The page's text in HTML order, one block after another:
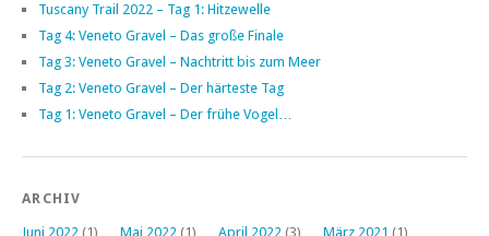
Tuscany Trail 2022 – Tag 1: Hitzewelle
Tag 4: Veneto Gravel – Das große Finale
Tag 3: Veneto Gravel – Nachtritt bis zum Meer
Tag 2: Veneto Gravel – Der härteste Tag
Tag 1: Veneto Gravel – Der frühe Vogel…
ARCHIV
Juni 2022 (1) Mai 2022 (1) April 2022 (3) März 2021 (1)